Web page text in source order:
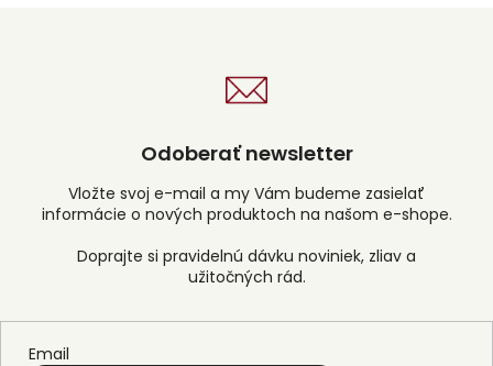
Odoberať newsletter
Vložte svoj e-mail a my Vám budeme zasielať
informácie o nových produktoch na našom e-shope.
Email